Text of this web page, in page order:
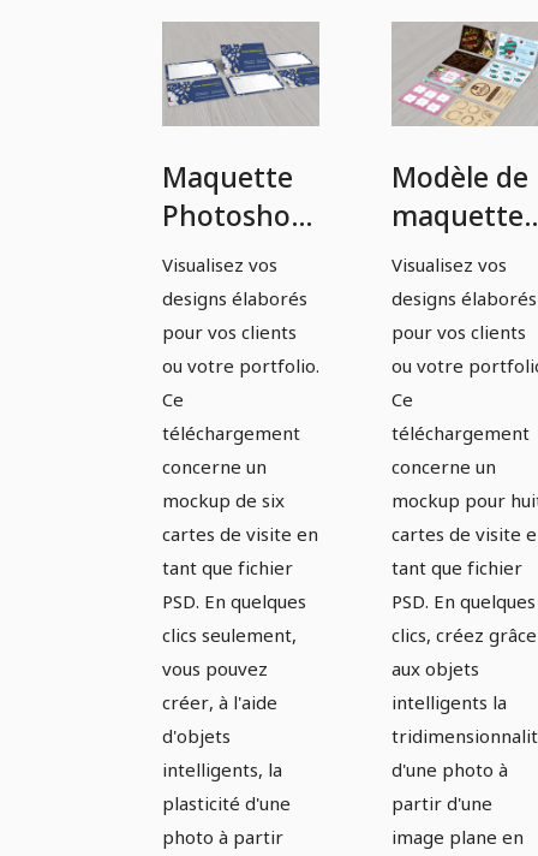
Maquette
Photoshop
pour six
cartes de
visite en
format
paysage
Visualisez vos
designs élaborés
pour vos clients
ou votre portfolio.
Ce
téléchargement
concerne un
mockup de six
cartes de visite en
tant que fichier
PSD. En quelques
clics seulement,
vous pouvez
créer, à l'aide
d'objets
intelligents, la
plasticité d'une
photo à partir
Modèle de
maquette
Photoshop
pour huit
cartes de
visite en
format
paysage
Visualisez vos
designs élaborés
pour vos clients
ou votre
Ce
téléchargement
concerne un
mockup pour
cartes de visite
tant que fichier
PSD. En quelques
clics, créez grâce
aux objets
intelligents la
d'une photo à
partir d'une
image plane en